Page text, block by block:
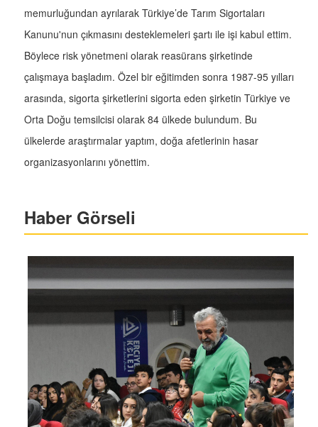
memurluğundan ayrılarak Türkiye’de Tarım Sigortaları
Kanunu'nun çıkmasını desteklemeleri şartı ile işi kabul ettim.
Böylece risk yönetmeni olarak reasürans şirketinde
çalışmaya başladım. Özel bir eğitimden sonra 1987-95 yılları
arasında, sigorta şirketlerini sigorta eden şirketin Türkiye ve
Orta Doğu temsilcisi olarak 84 ülkede bulundum. Bu
ülkelerde araştırmalar yaptım, doğa afetlerinin hasar
organizasyonlarını yönettim.
Haber Görseli